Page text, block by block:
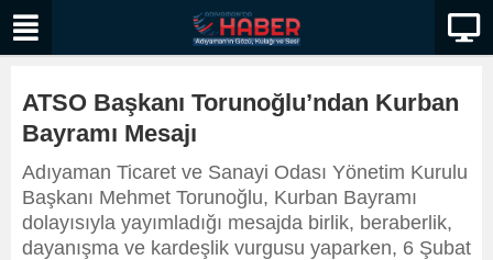
ATSO Başkanı Torunoğlu’ndan Kurban
Bayramı Mesajı
Adıyaman Ticaret ve Sanayi Odası Yönetim Kurulu
Başkanı Mehmet Torunoğlu, Kurban Bayramı
dolayısıyla yayımladığı mesajda birlik, beraberlik,
dayanışma ve kardeşlik vurgusu yaparken, 6 Şubat